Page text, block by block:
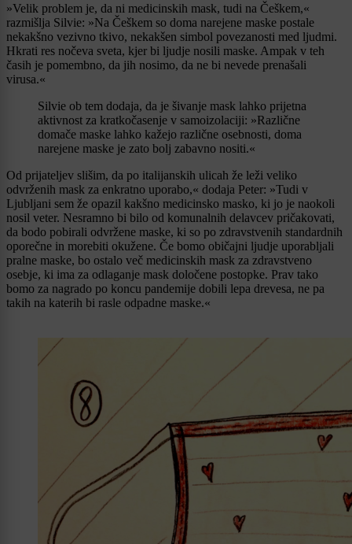
»Velik problem je, da ni medicinskih mask, tudi na Češkem,«
razmišlja Silvie: »Na Češkem so doma narejene maske postale
nekakšno vezivno tkivo, nekakšen simbol povezanosti med ljudmi.
Hkrati res nočeva sveta, kjer bi ljudje nosili maske. Ampak v teh
časih je pomembno, da jih nosimo, da ne bi nevede prenašali
virusa.«
Silvie ob tem dodaja, da je šivanje mask lahko prijetna
aktivnost za kratkočasenje v samoizolaciji: »Različne
domače maske lahko kažejo različne osebnosti, doma
narejene maske je zato bolj zabavno nositi.«
Od prijateljev slišim, da po italijanskih ulicah že leži veliko
odvrženih mask za enkratno uporabo,« dodaja Peter: »Tudi v
Ljubljani sem že opazil kakšno medicinsko masko, ki jo je naokoli
nosil veter. Nesramno bi bilo od komunalnih delavcev pričakovati,
da bodo pobirali odvržene maske, ki so po zdravstvenih standardnih
oporečne in morebiti okužene. Če bomo običajni ljudje uporabljali
pralne maske, bo ostalo več medicinskih mask za zdravstveno
osebje, ki ima za odlaganje mask določene postopke. Prav tako
bomo za nagrado po koncu pandemije dobili lepa drevesa, ne pa
takih na katerih bi rasle odpadne maske.«